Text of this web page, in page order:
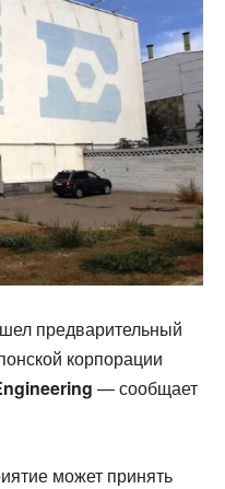
предварительный
корпорации
— сообщает
может принять